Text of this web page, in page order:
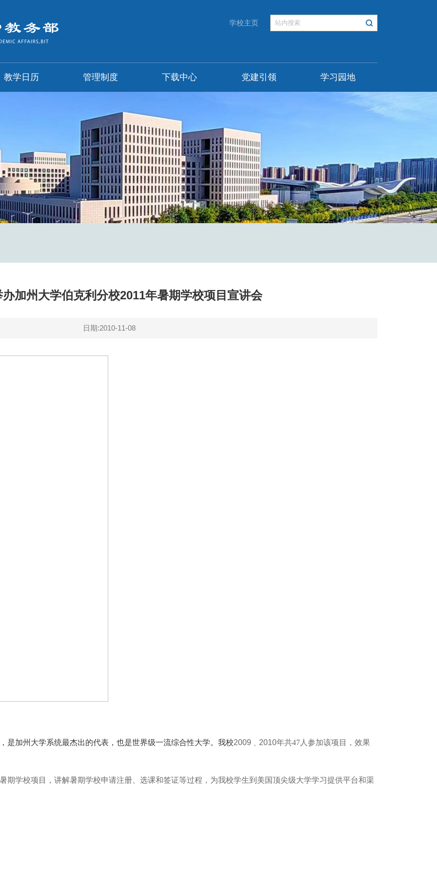
学校主页
教学日历 管理制度 下载中心 党建引领 学习园地
加州大学伯克利分校2011年暑期学校项目宣讲会
日期:2010-11-08
是加州大学系统最杰出的代表，也是世界级一流综合性大学。我校2009﹑2010年共47 人参加该项目，效果
期学校项目，讲解暑期学校申请注册、选课和签证等过程，为我校学生到美国顶尖级大学学习提供平台和渠